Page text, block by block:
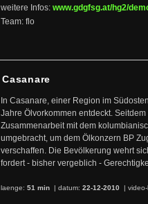
weitere Infos: www.gdgfsg.at/hg2/
Team: flo
Casanare
In Casanare, einer Region im
Jahre Ölvorkommen entdeckt.
Zusammenarbeit mit dem
umgebracht, um dem Ölkonzern BP
verschaffen. Die Bevölkerung wehrt
fordert - bisher vergeblich -
laenge: 51 min | datum: 22-12-2010 |